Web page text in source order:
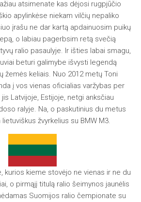
atsimenate kas dėjosi rugpjūčio
apylinkėse niekam vilčių nepaliko
įrašu ne dar kartą apdainuosim puikų
o labiau pagerbsim retą svečią
ralio pasaulyje. Ir išties labai smagu,
beturi galimybe išvysti legendą
žemės keliais. Nuo 2012 metų Toni
į vos vienas oficialias varžybas per
Latvijoje, Estijoje, netgi anksčiau
ralyje. Na, o paskutinius du metus
žvyrkelius su BMW M3.
kurios kieme stovėjo ne vienas ir ne du
o pirmąjį titulą ralio šeimynos jaunėlis
Suomijos ralio čempionate su